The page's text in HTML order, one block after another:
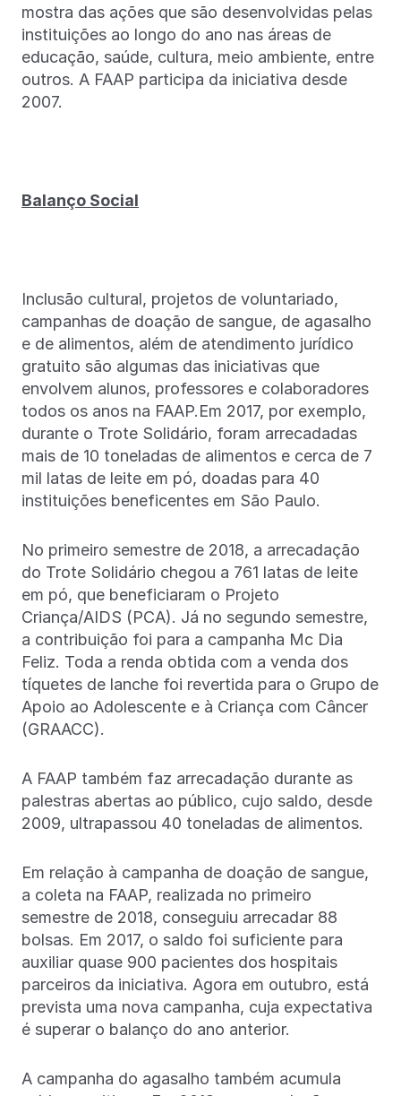
mostra das ações que são desenvolvidas pelas
instituições ao longo do ano nas áreas de
educação, saúde, cultura, meio ambiente, entre
outros. A FAAP participa da iniciativa desde
2007.
Balanço Social
Inclusão cultural, projetos de voluntariado,
campanhas de doação de sangue, de agasalho
e de alimentos, além de atendimento jurídico
gratuito são algumas das iniciativas que
envolvem alunos, professores e colaboradores
todos os anos na FAAP.Em 2017, por exemplo,
durante o Trote Solidário, foram arrecadadas
mais de 10 toneladas de alimentos e cerca de 7
mil latas de leite em pó, doadas para 40
instituições beneficentes em São Paulo.
No primeiro semestre de 2018, a arrecadação
do Trote Solidário chegou a 761 latas de leite
em pó, que beneficiaram o Projeto
Criança/AIDS (PCA). Já no segundo semestre,
a contribuição foi para a campanha Mc Dia
Feliz. Toda a renda obtida com a venda dos
tíquetes de lanche foi revertida para o Grupo de
Apoio ao Adolescente e à Criança com Câncer
(GRAACC).
A FAAP também faz arrecadação durante as
palestras abertas ao público, cujo saldo, desde
2009, ultrapassou 40 toneladas de alimentos.
Em relação à campanha de doação de sangue,
a coleta na FAAP, realizada no primeiro
semestre de 2018, conseguiu arrecadar 88
bolsas. Em 2017, o saldo foi suficiente para
auxiliar quase 900 pacientes dos hospitais
parceiros da iniciativa. Agora em outubro, está
prevista uma nova campanha, cuja expectativa
é superar o balanço do ano anterior.
A campanha do agasalho também acumula